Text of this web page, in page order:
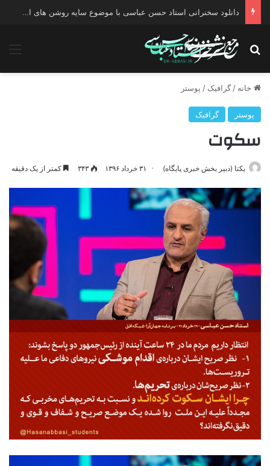
دانلود سخنرانی استاد حسن عباسی با موضوع چهار انتخاب ۱۴۰۰
جستجو برای
خانه / گرافیک / پوستر
پوستر گرافیک
سکوت
یکتا (دبیر بخش خبری پایگاه) ۳۱ خرداد ۱۳۹۶ ۳۴۳ کمتر از یک دقیقه